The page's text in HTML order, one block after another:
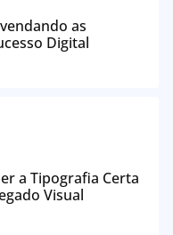
as
Digital
a Tipografia Certa
Visual